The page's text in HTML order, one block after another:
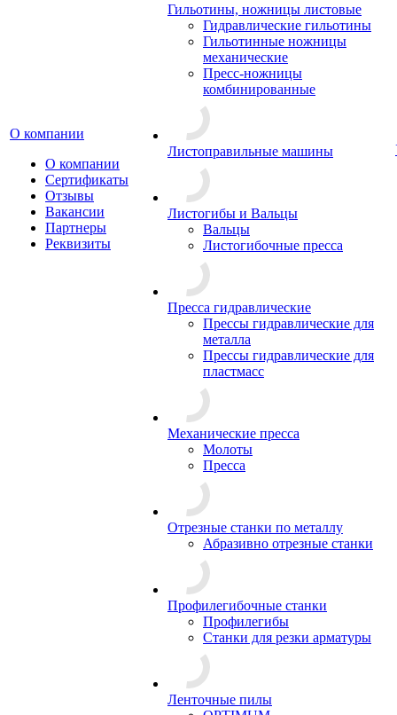
О компании
О компании
Сертификаты
Отзывы
Вакансии
Партнеры
Реквизиты
Гильотины, ножницы листовые
Гидравлические гильотины
Гильотинные ножницы
механические
Пресс-ножницы
комбинированные
Листоправильные машины
Листогибы и Вальцы
Вальцы
Листогибочные пресса
Пресса гидравлические
Прессы гидравлические для
металла
Прессы гидравлические для
пластмасс
Механические пресса
Молоты
Пресса
Отрезные станки по металлу
Абразивно отрезные станки
Профилегибочные станки
Профилегибы
Станки для резки арматуры
Ленточные пилы